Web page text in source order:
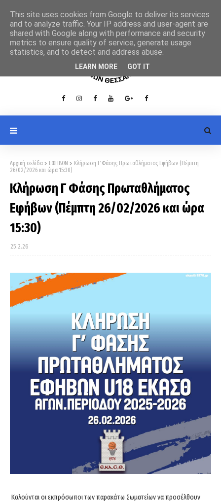
Αρχική σελίδα ΕΦΗΒΩΝ
Κλήρωση Γ΄ Φάσης Πρωταθλήματος Εφήβων (Πέμπτη
26/02/2026 και ώρα 15:30)
Κλήρωση Γ΄ Φάσης Πρωταθλήματος
Εφήβων (Πέμπτη 26/02/2026 και ώρα
15:30)
25.2.26
Καλούνται οι εκπρόσωποι των παρακάτω Σωματείων να προσέλθουν
This site uses cookies from Google to deliver its services
and to analyze traffic. Your IP address and user-agent are
shared with Google along with performance and security
metrics to ensure quality of service, generate usage
statistics, and to detect and address abuse.
LEARN MORE GOT IT